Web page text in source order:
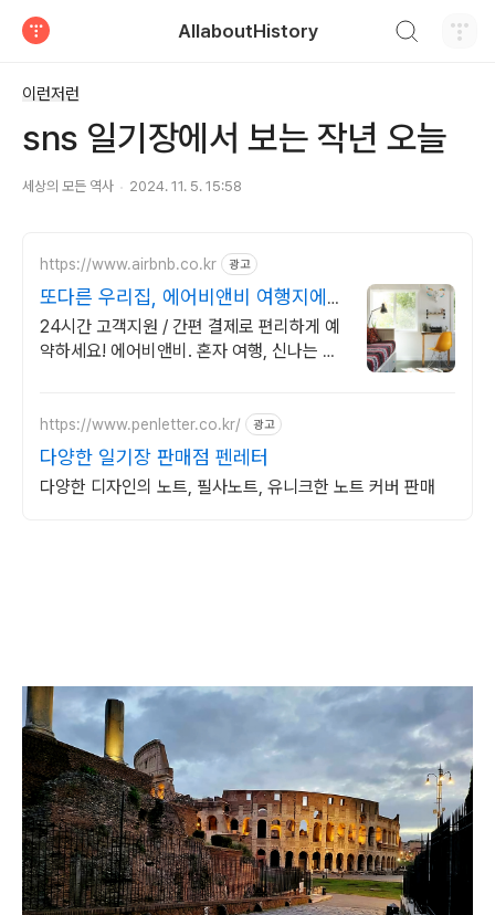
AllaboutHistory
이런저런
sns 일기장에서 보는 작년 오늘
세상의 모든 역사 2024. 11. 5. 15:58
https://www.airbnb.co.kr 광고
또다른 우리집, 에어비앤비 여행지에서
살아보기
24시간 고객지원 / 간편 결제로 편리하게 예
약하세요! 에어비앤비. 혼자 여행, 신나는 파
https://www.penletter.co.kr/ 광고
다양한 일기장 판매점 펜레터
다양한 디자인의 노트, 필사노트, 유니크한 노트 커버 판매